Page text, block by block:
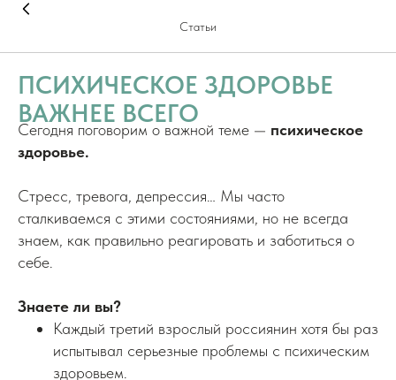
Статьи
ПСИХИЧЕСКОЕ ЗДОРОВЬЕ
ВАЖНЕЕ ВСЕГО
Сегодня поговорим о важной теме — психическое
здоровье.
Стресс, тревога, депрессия… Мы часто
сталкиваемся с этими состояниями, но не всегда
знаем, как правильно реагировать и заботиться о
себе.
Знаете ли вы?
Каждый третий взрослый россиянин хотя бы раз
испытывал серьезные проблемы с психическим
здоровьем.